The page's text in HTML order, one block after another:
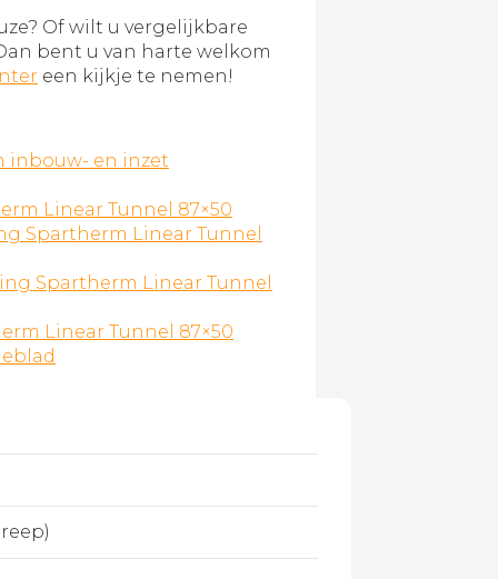
Of wilt u vergelijkbare
bent u van harte welkom
een kijkje te nemen!
inbouw- en inzet
Linear Tunnel 87×50
Spartherm Linear Tunnel
Spartherm Linear Tunnel
Linear Tunnel 87×50